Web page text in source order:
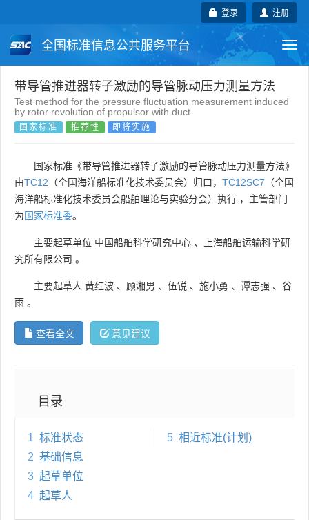
注册
登录
全国标准信息公共服务平台
国家标准 行业标准 地方标准
团体标准 企业标准
带导管推进器转子激励的导管脉动压力测量方法
Test method for the pressure fluctuation measurement induced
by rotor revolution of propulsor with duct
国家标准 推荐性 即将实施
国家标准《带导管推进器转子激励的导管脉动压力测量方法》
由TC12 （全国海洋船标准化技术委员会）归口， TC12SC7 （全国
海洋船标准化技术委员会船舶理论与实验分会）执行 ，主管部门
为国家标准委。
主要起草单位 中国船舶科学研究中心 、
上海船舶运输科学研
究所有限公司 。
主要起草人 黄红波 、 顾湘男 、 伍锐 、 施小勇 、 谭志强 、 谷
雨 。
查看全文 意见建议
目录
1 标准状态
2 基础信息
3 起草单位
4 起草人
5 相近标准(计划)